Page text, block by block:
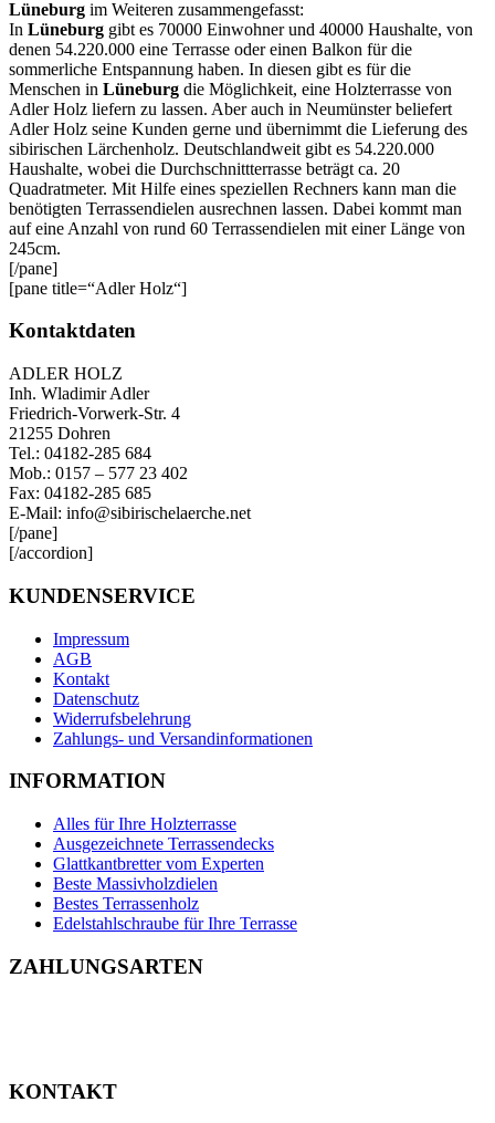
Lüneburg im Weiteren zusammengefasst:
In Lüneburg gibt es 70000 Einwohner und 40000 Haushalte, von
denen 54.220.000 eine Terrasse oder einen Balkon für die
sommerliche Entspannung haben. In diesen gibt es für die
Menschen in Lüneburg die Möglichkeit, eine Holzterrasse von
Adler Holz liefern zu lassen. Aber auch in Neumünster beliefert
Adler Holz seine Kunden gerne und übernimmt die Lieferung des
sibirischen Lärchenholz. Deutschlandweit gibt es 54.220.000
Haushalte, wobei die Durchschnittterrasse beträgt ca. 20
Quadratmeter. Mit Hilfe eines speziellen Rechners kann man die
benötigten Terrassendielen ausrechnen lassen. Dabei kommt man
auf eine Anzahl von rund 60 Terrassendielen mit einer Länge von
245cm.
[/pane]
[pane title=“Adler Holz“]
Kontaktdaten
ADLER HOLZ
Inh. Wladimir Adler
Friedrich-Vorwerk-Str. 4
21255 Dohren
Tel.: 04182-285 684
Mob.: 0157 – 577 23 402
Fax: 04182-285 685
E-Mail: info@sibirischelaerche.net
[/pane]
[/accordion]
KUNDENSERVICE
Impressum
AGB
Kontakt
Datenschutz
Widerrufsbelehrung
Zahlungs- und Versandinformationen
INFORMATION
Alles für Ihre Holzterrasse
Ausgezeichnete Terrassendecks
Glattkantbretter vom Experten
Beste Massivholzdielen
Bestes Terrassenholz
Edelstahlschraube für Ihre Terrasse
ZAHLUNGSARTEN
KONTAKT